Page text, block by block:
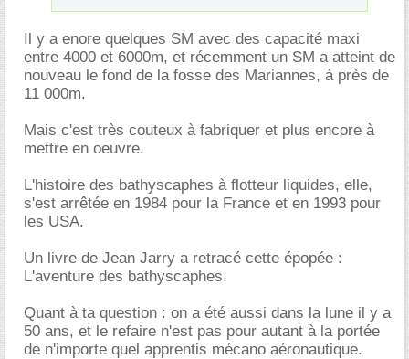
Il y a enore quelques SM avec des capacité maxi
entre 4000 et 6000m, et récemment un SM a atteint de
nouveau le fond de la fosse des Mariannes, à près de
11 000m.
Mais c'est très couteux à fabriquer et plus encore à
mettre en oeuvre.
L'histoire des bathyscaphes à flotteur liquides, elle,
s'est arrêtée en 1984 pour la France et en 1993 pour
les USA.
Un livre de Jean Jarry a retracé cette épopée :
L'aventure des bathyscaphes.
Quant à ta question : on a été aussi dans la lune il y a
50 ans, et le refaire n'est pas pour autant à la portée
de n'importe quel apprentis mécano aéronautique.